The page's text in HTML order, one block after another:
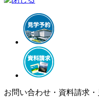
お問い合わせ・資料請求